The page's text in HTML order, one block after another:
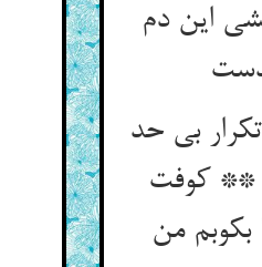
این دم
بی حد
کوفت
بکوبم من